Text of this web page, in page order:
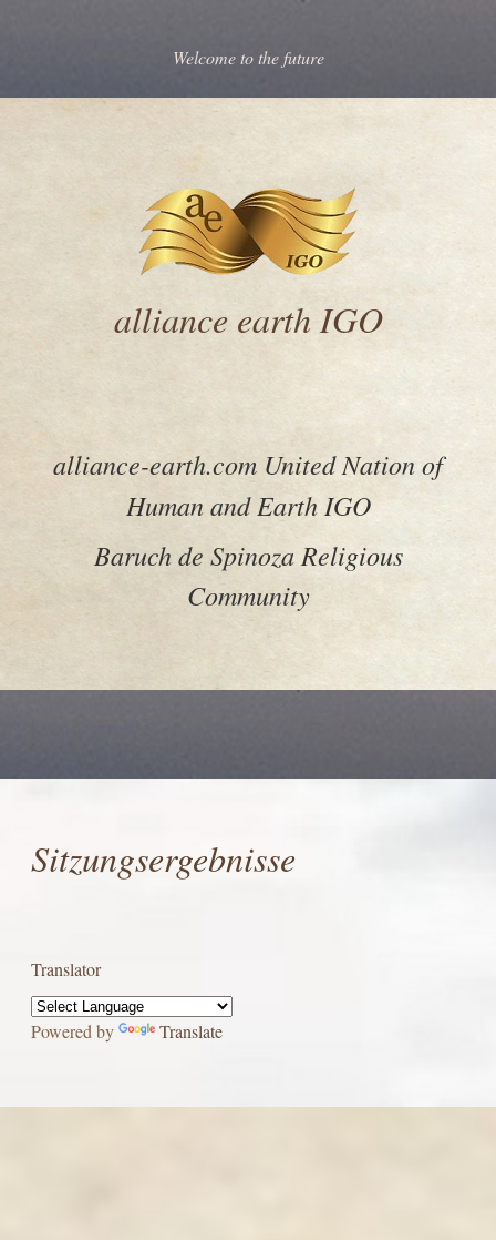
Welcome to the future
alliance earth IGO
alliance-earth.com United Nation of
Human and Earth IGO
Baruch de Spinoza Religious
Community
Sitzungsergebnisse
Translator
Powered by Translate